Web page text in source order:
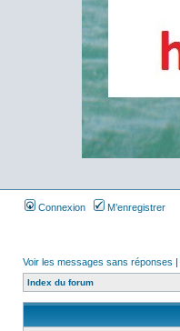
Connexion M’enregistrer
Voir les messages sans réponses |
Index du forum